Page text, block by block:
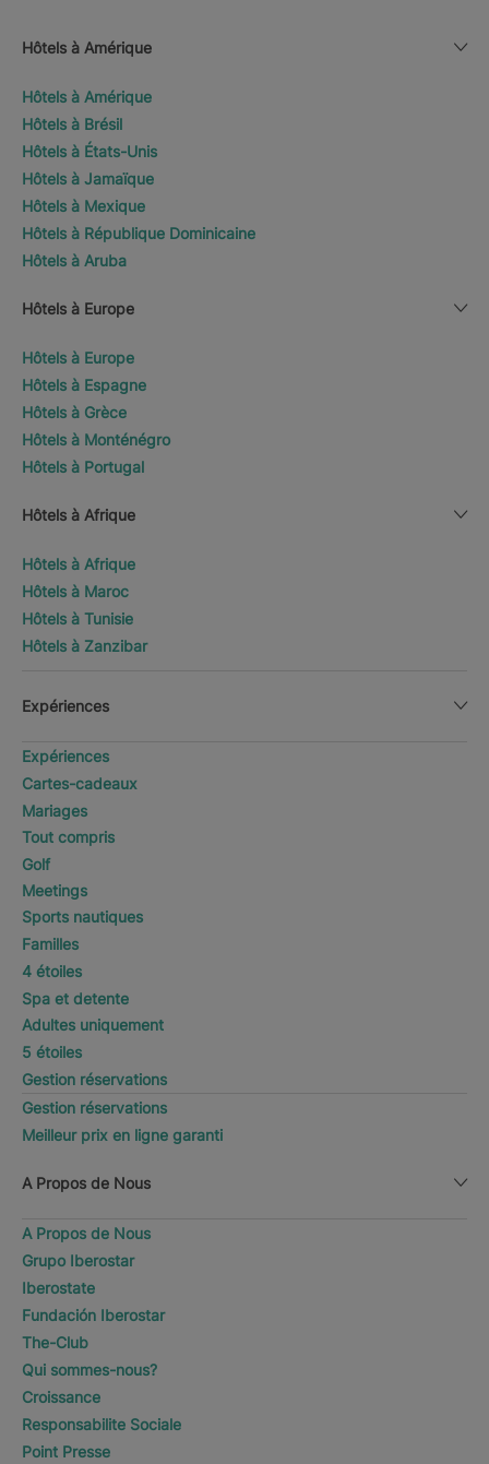
Hôtels à Amérique
Hôtels à Amérique
Hôtels à Brésil
Hôtels à États-Unis
Hôtels à Jamaïque
Hôtels à Mexique
Hôtels à République Dominicaine
Hôtels à Aruba
Hôtels à Europe
Hôtels à Europe
Hôtels à Espagne
Hôtels à Grèce
Hôtels à Monténégro
Hôtels à Portugal
Hôtels à Afrique
Hôtels à Afrique
Hôtels à Maroc
Hôtels à Tunisie
Hôtels à Zanzibar
Expériences
Expériences
Cartes-cadeaux
Mariages
Tout compris
Golf
Meetings
Sports nautiques
Familles
4 étoiles
Spa et detente
Adultes uniquement
5 étoiles
Gestion réservations
Gestion réservations
Meilleur prix en ligne garanti
A Propos de Nous
A Propos de Nous
Grupo Iberostar
Iberostate
Fundación Iberostar
The-Club
Qui sommes-nous?
Croissance
Responsabilite Sociale
Point Presse